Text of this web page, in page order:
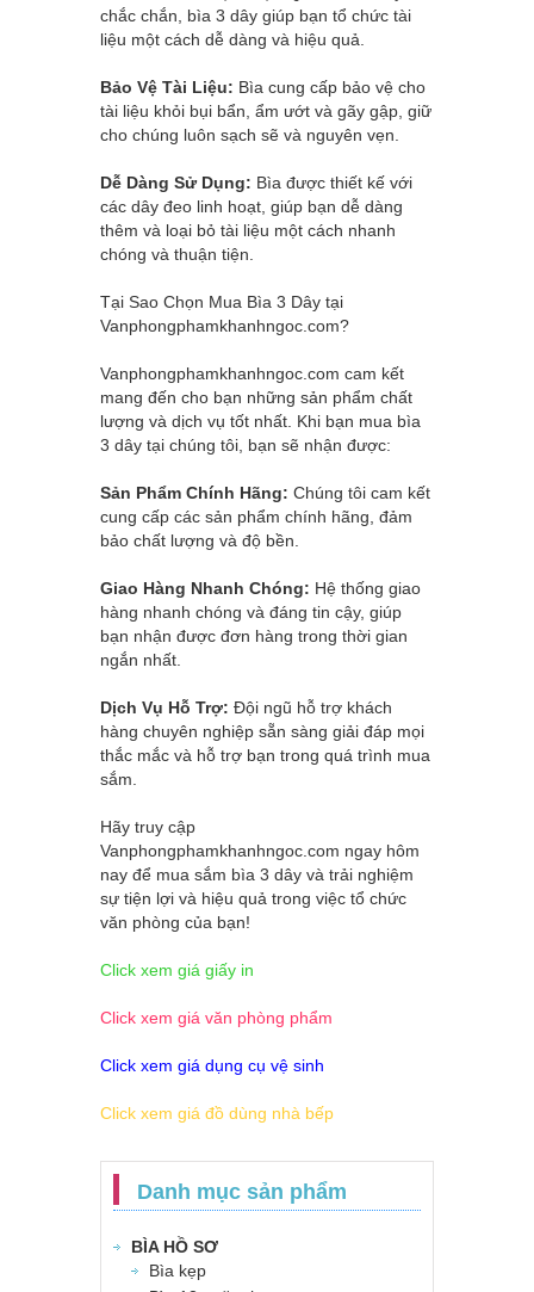
chắc chắn, bìa 3 dây giúp bạn tổ chức tài
liệu một cách dễ dàng và hiệu quả.
Bảo Vệ Tài Liệu: Bìa cung cấp bảo vệ cho
tài liệu khỏi bụi bẩn, ẩm ướt và gãy gập, giữ
cho chúng luôn sạch sẽ và nguyên vẹn.
Dễ Dàng Sử Dụng: Bìa được thiết kế với
các dây đeo linh hoạt, giúp bạn dễ dàng
thêm và loại bỏ tài liệu một cách nhanh
chóng và thuận tiện.
Tại Sao Chọn Mua Bìa 3 Dây tại
Vanphongphamkhanhngoc.com?
Vanphongphamkhanhngoc.com cam kết
mang đến cho bạn những sản phẩm chất
lượng và dịch vụ tốt nhất. Khi bạn mua bìa
3 dây tại chúng tôi, bạn sẽ nhận được:
Sản Phẩm Chính Hãng: Chúng tôi cam kết
cung cấp các sản phẩm chính hãng, đảm
bảo chất lượng và độ bền.
Giao Hàng Nhanh Chóng: Hệ thống giao
hàng nhanh chóng và đáng tin cậy, giúp
bạn nhận được đơn hàng trong thời gian
ngắn nhất.
Dịch Vụ Hỗ Trợ: Đội ngũ hỗ trợ khách
hàng chuyên nghiệp sẵn sàng giải đáp mọi
thắc mắc và hỗ trợ bạn trong quá trình mua
sắm.
Hãy truy cập
Vanphongphamkhanhngoc.com ngay hôm
nay để mua sắm bìa 3 dây và trải nghiệm
sự tiện lợi và hiệu quả trong việc tổ chức
văn phòng của bạn!
Click xem giá giấy in
Click xem giá văn phòng phẩm
Click xem giá dụng cụ vệ sinh
Click xem giá đồ dùng nhà bếp
Danh mục sản phẩm
BÌA HỒ SƠ
Bìa kẹp